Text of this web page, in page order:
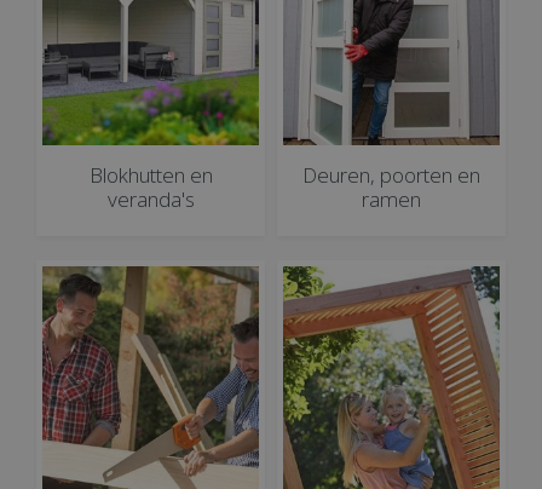
Blokhutten en
veranda's
Deuren, poorten en
ramen